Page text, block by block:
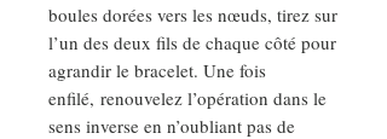
boules dorées vers les nœuds, tirez sur
l’un des deux fils de chaque côté pour
agrandir le bracelet. Une fois
enfilé, renouvelez l’opération dans le
sens inverse en n’oubliant pas de